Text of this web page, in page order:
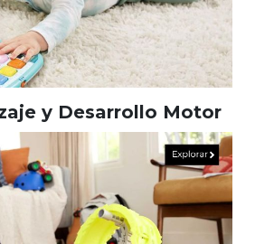
y Desarrollo Motor